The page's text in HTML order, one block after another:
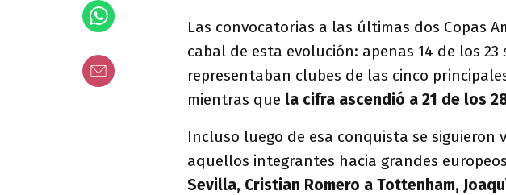
Las convocatorias a las últimas dos Copas
cabal de esta evolución: apenas 14 de los 23
representaban clubes de las cinco
mientras que la cifra ascendió a 21 de los
Incluso luego de esa conquista se siguieron
aquellos integrantes hacia grandes
Sevilla, Cristian Romero a Tottenham,